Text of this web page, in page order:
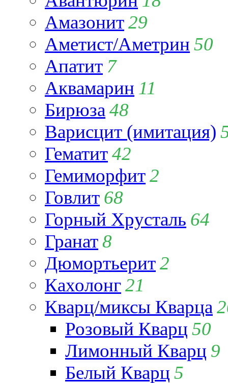
Амазонит29
Аметист/Аметрин 50
Апатит 7
Аквамарин 11
Бирюза 48
Варисцит (имитация)
Гематит42
Гемиморфит2
Говлит 68
Горный Хрусталь 64
Гранат8
Дюмортьерит2
Кахолонг21
Кварц/миксы Кварца
Розовый Кварц 50
Лимонный Кварц 9
Белый Кварц 5